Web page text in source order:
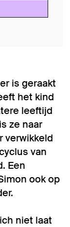
is geraakt
het kind
leeftijd
ze naar
verwikkeld
van
Een
ook op
niet laat